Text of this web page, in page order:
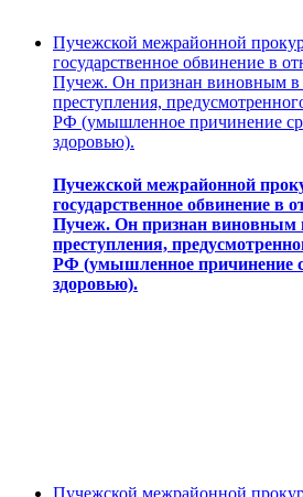
Пучежской межрайонной
государственное обвинение в
Пучеж. Он признан виновным в
преступления,
РФ (умышленное причинение
здоровью).
Пучежской межрайонной
государственное обвинение в
Пучеж. Он признан виновным
преступления,
РФ (умышленное причинение
здоровью).
Пучежской межрайонной